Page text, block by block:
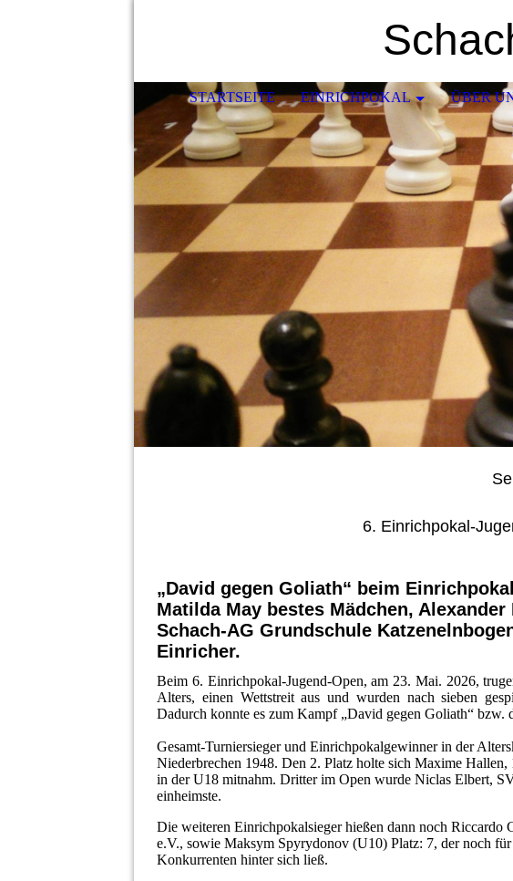
STARTSEITE EINRICHPOKAL ÜBER
6. Einrichpokal-
„David gegen Goliath“ beim
Matilda May bestes Mädchen,
Schach-AG Grundschule
Einricher.
Beim 6. Einrichpokal-Jugend-Open, am 23. Mai. 2026,
Alters, einen Wettstreit aus und wurden nach sieben
Dadurch konnte es zum Kampf „David gegen Goliath“ bzw.
Gesamt-Turniersieger und Einrichpokalgewinner in der
Niederbrechen 1948. Den 2. Platz holte sich Maxime
in der U18 mitnahm. Dritter im Open wurde Niclas Elbert,
einheimste.
Die weiteren Einrichpokalsieger hießen dann noch
e.V., sowie Maksym Spyrydonov (U10) Platz: 7, der noch
Konkurrenten hinter sich ließ.